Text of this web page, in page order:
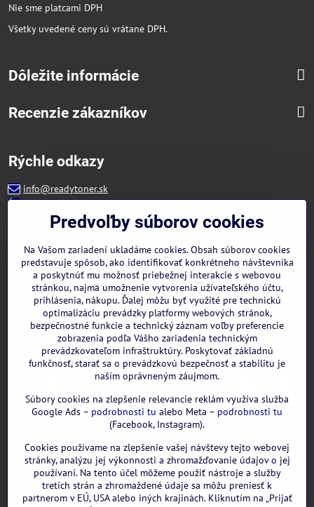
Nie sme platcami DPH
Všetky uvedené ceny sú vrátane DPH.
Dôležite informácie
Recenzie zákazníkov
Rýchle odkazy
info@readytoner.sk
+421 944 322 536 (PO-PIA: 09:00- 15:00)
Facebook
WhatsApp
GOOGLE recenzie:
Predvoľby súborov cookies
Na Vašom zariadení ukladáme cookies. Obsah súborov cookies
predstavuje spôsob, ako identifikovať konkrétneho návštevníka
a poskytnúť mu možnosť priebežnej interakcie s webovou
stránkou, najmä umožnenie vytvorenia užívateľského účtu,
prihlásenia, nákupu. Ďalej môžu byť využité pre technickú
optimalizáciu prevádzky platformy webových stránok,
bezpečnostné funkcie a technický záznam voľby preferencie
zobrazenia podľa Vášho zariadenia technickým
prevádzkovateľom infraštruktúry. Poskytovať základnú
funkčnosť, starať sa o prevádzkovú bezpečnosť a stabilitu je
naším oprávneným záujmom.
Súbory cookies na zlepšenie relevancie reklám využíva služba
Google Ads – podrobnosti tu alebo Meta – podrobnosti tu
(Facebook, Instagram).
Cookies používame na zlepšenie vašej návštevy tejto webovej
stránky, analýzu jej výkonnosti a zhromažďovanie údajov o jej
používaní. Na tento účel môžeme použiť nástroje a služby
tretích strán a zhromaždené údaje sa môžu preniesť k
partnerom v EÚ, USA alebo iných krajinách. Kliknutím na „Prijať